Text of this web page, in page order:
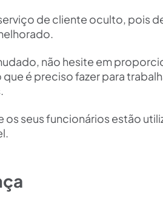
de cliente oculto, pois
não hesite em
é preciso fazer para
os seus funcionários estão